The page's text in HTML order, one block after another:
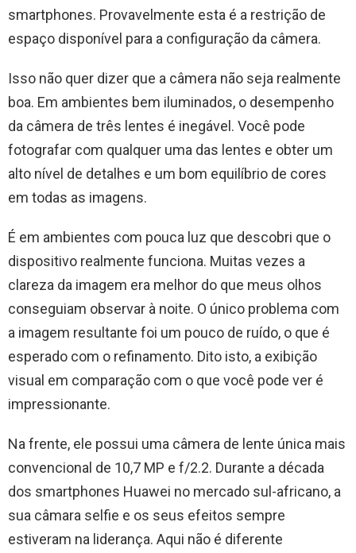
smartphones. Provavelmente esta é a restrição de
espaço disponível para a configuração da câmera.
Isso não quer dizer que a câmera não seja realmente
boa. Em ambientes bem iluminados, o desempenho
da câmera de três lentes é inegável. Você pode
fotografar com qualquer uma das lentes e obter um
alto nível de detalhes e um bom equilíbrio de cores
em todas as imagens.
É em ambientes com pouca luz que descobri que o
dispositivo realmente funciona. Muitas vezes a
clareza da imagem era melhor do que meus olhos
conseguiam observar à noite. O único problema com
a imagem resultante foi um pouco de ruído, o que é
esperado com o refinamento. Dito isto, a exibição
visual em comparação com o que você pode ver é
impressionante.
Na frente, ele possui uma câmera de lente única mais
convencional de 10,7 MP e f/2.2. Durante a década
dos smartphones Huawei no mercado sul-africano, a
sua câmara selfie e os seus efeitos sempre
estiveram na liderança. Aqui não é diferente